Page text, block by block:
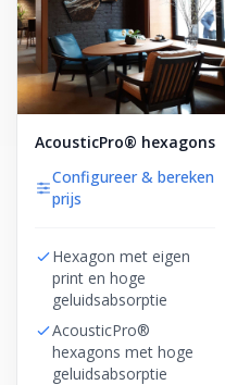
AcousticPro® hexagons
Configureer & bereken
prijs
Hexagon met eigen
print en hoge
geluidsabsorptie
AcousticPro®
hexagons met hoge
geluidsabsorptie